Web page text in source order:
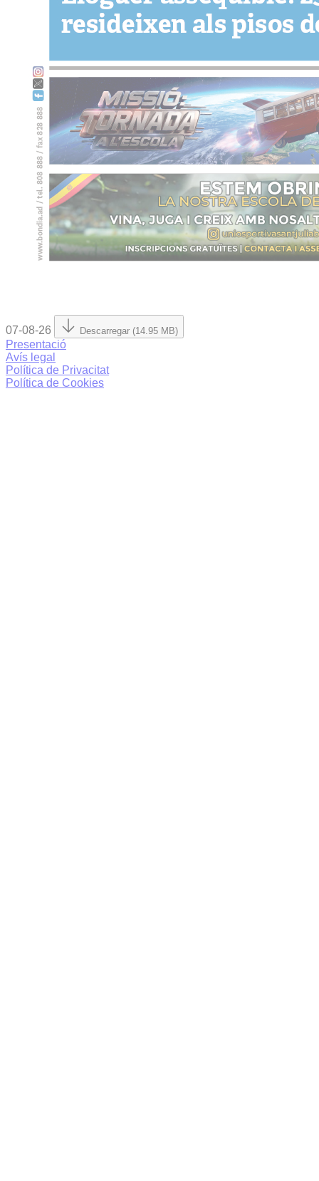
07-08-26 Descarregar (14.95 MB)
Presentació
Avís legal
Política de Privacitat
Política de Cookies